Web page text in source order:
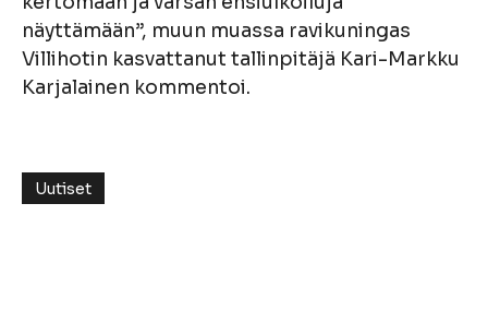
näyttämään”, muun muassa ravikuningas
Villihotin kasvattanut tallinpitäjä Kari-Markku
Karjalainen kommentoi.
Uutiset